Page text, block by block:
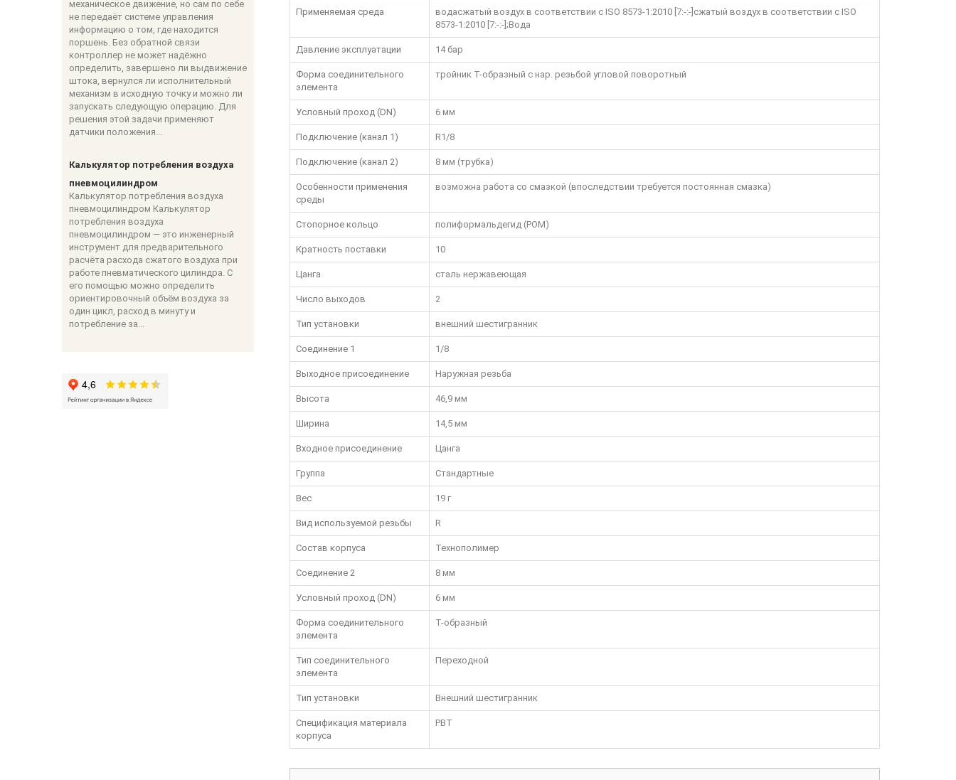
механическое движение, но сам по себе
не передаёт системе управления
информацию о том, где находится
поршень. Без обратной связи
контроллер не может надёжно
определить, завершено ли выдвижение
штока, вернулся ли исполнительный
механизм в исходную точку и можно ли
запускать следующую операцию. Для
решения этой задачи применяют
датчики положения...
Калькулятор потребления воздуха
пневмоцилиндром
Калькулятор потребления воздуха
пневмоцилиндром Калькулятор
потребления воздуха
пневмоцилиндром — это инженерный
инструмент для предварительного
расчёта расхода сжатого воздуха при
работе пневматического цилиндра. С
его помощью можно определить
ориентировочный объём воздуха за
один цикл, расход в минуту и
потребление за...
Применяемая среда
водасжатый воздух в соответствии с ISO 8573-1:2010 [7:-:-]сжатый воздух в соответствии с ISO
8573-1:2010 [7:-:-];Вода
Давление эксплуатации 14 бар
Форма соединительного
элемента
тройник T-образный с нар. резьбой угловой поворотный
Условный проход (DN) 6 мм
Подключение (канал 1) R1/8
Подключение (канал 2) 8 мм (трубка)
Особенности применения
среды
возможна работа со смазкой (впоследствии требуется постоянная смазка)
Стопорное кольцо полиформальдегид (POM)
Кратность поставки 10
Цанга сталь нержавеющая
Число выходов 2
Тип установки внешний шестигранник
Соединение 1 1/8
Выходное присоединение Наружная резьба
Высота 46,9 мм
Ширина 14,5 мм
Входное присоединение Цанга
Группа Стандартные
Вес 19 г
Вид используемой резьбы R
Состав корпуса Технополимер
Соединение 2 8 мм
Условный проход (DN) 6 мм
Форма соединительного
элемента
T-образный
Тип соединительного
элемента
Переходной
Тип установки Внешний шестигранник
Спецификация материала
корпуса
PBT